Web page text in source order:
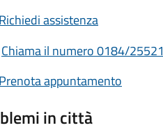
Richiedi assistenza
Chiama il numero 0184/25521
Prenota appuntamento
in città